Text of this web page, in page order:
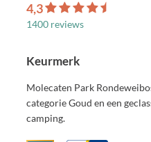
4,3
1400 reviews
Keurmerk
Molecaten Park
categorie Goud en een
camping.